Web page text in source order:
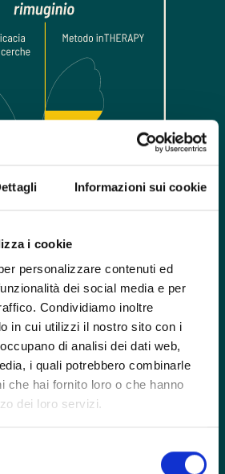
Informazioni sui cookie
i cookie
personalizzare contenuti ed
dei social media e per
Condividiamo inoltre
in cui utilizzi il nostro sito con i
di analisi dei dati web,
i quali potrebbero combinarle
che hai fornito loro o che hanno
dei loro servizi.